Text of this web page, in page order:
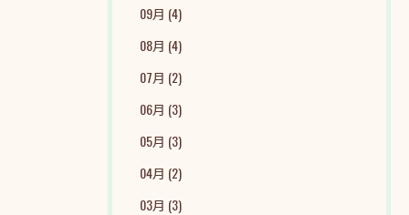
09月 (4)
08月 (4)
07月 (2)
06月 (3)
05月 (3)
04月 (2)
03月 (3)